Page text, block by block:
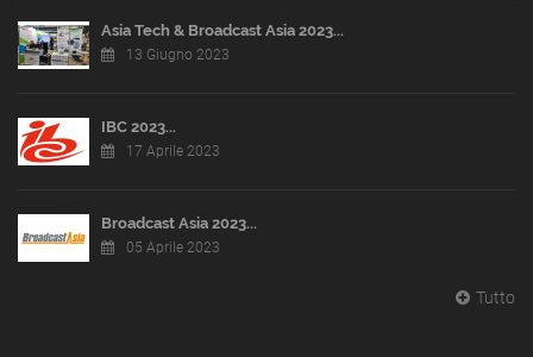
Asia Tech & Broadcast Asia 2023...
13 Giugno 2023
IBC 2023...
17 Aprile 2023
Broadcast Asia 2023...
05 Aprile 2023
Tutto